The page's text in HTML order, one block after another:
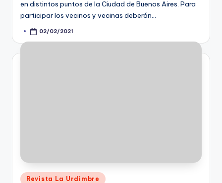
en distintos puntos de la Ciudad de Buenos Aires. Para
participar los vecinos y vecinas deberán…
Posted02/02/2021
Posted
Revista La Urdimbre